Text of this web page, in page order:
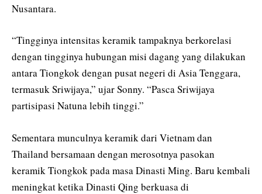
Nusantara.
“Tingginya intensitas keramik tampaknya berkorelasi
dengan tingginya hubungan misi dagang yang dilakukan
antara Tiongkok dengan pusat negeri di Asia Tenggara,
termasuk Sriwijaya,” ujar Sonny. “Pasca Sriwijaya
partisipasi Natuna lebih tinggi.”
Sementara munculnya keramik dari Vietnam dan
Thailand bersamaan dengan merosotnya pasokan
keramik Tiongkok pada masa Dinasti Ming. Baru kembali
meningkat ketika Dinasti Qing berkuasa di